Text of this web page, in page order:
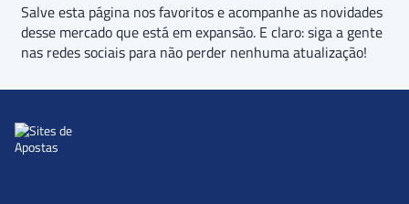
Salve esta página nos favoritos e acompanhe as novidades
desse mercado que está em expansão. E claro: siga a gente
nas redes sociais para não perder nenhuma atualização!